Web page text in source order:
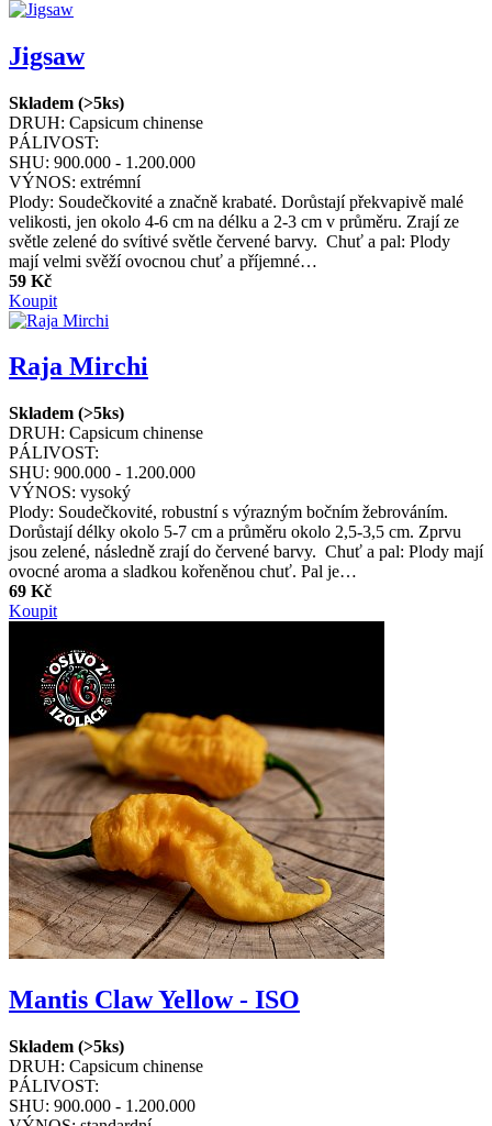
Jigsaw
Skladem (>5ks)
DRUH: Capsicum chinense
PÁLIVOST:
SHU: 900.000 - 1.200.000
VÝNOS: extrémní
Plody: Soudečkovité a značně krabaté. Dorůstají překvapivě malé
velikosti, jen okolo 4-6 cm na délku a 2-3 cm v průměru. Zrají ze
světle zelené do svítivé světle červené barvy. Chuť a pal: Plody
mají velmi svěží ovocnou chuť a příjemné…
59 Kč
Koupit
Raja Mirchi
Skladem (>5ks)
DRUH: Capsicum chinense
PÁLIVOST:
SHU: 900.000 - 1.200.000
VÝNOS: vysoký
Plody: Soudečkovité, robustní s výrazným bočním žebrováním.
Dorůstají délky okolo 5-7 cm a průměru okolo 2,5-3,5 cm. Zprvu
jsou zelené, následně zrají do červené barvy. Chuť a pal: Plody mají
ovocné aroma a sladkou kořeněnou chuť. Pal je…
69 Kč
Koupit
Mantis Claw Yellow - ISO
Skladem (>5ks)
DRUH: Capsicum chinense
PÁLIVOST:
SHU: 900.000 - 1.200.000